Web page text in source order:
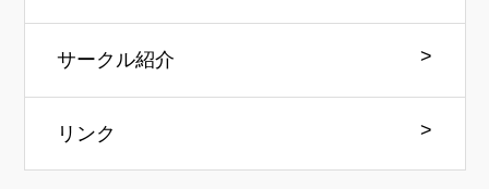
サークル紹介
リンク